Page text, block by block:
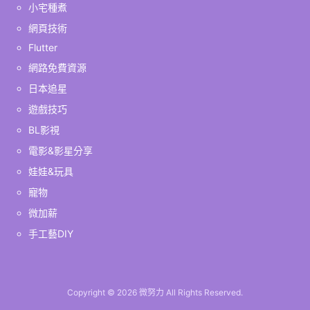
小宅種煮
網頁技術
Flutter
網路免費資源
日本追星
遊戲技巧
BL影視
電影&影星分享
娃娃&玩具
寵物
微加薪
手工藝DIY
Copyright © 2026 微努力 All Rights Reserved.